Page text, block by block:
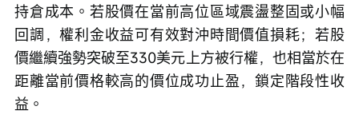
持倉成本。若股價在當前高位區域震盪整固或小幅
回調，權利金收益可有效對沖時間價值損耗；若股
價繼續強勢突破至330美元上方被行權，也相當於在
距離當前價格較高的價位成功止盈，鎖定階段性收
益。